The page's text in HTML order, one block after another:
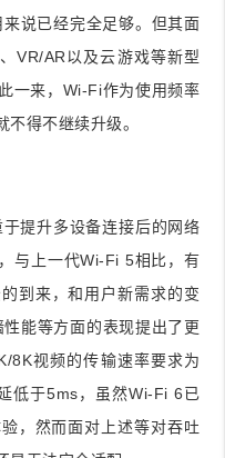
说已经完全足够。但其面
VR/AR以及云游戏等新型
一来，Wi-Fi作为使用频率
得不继续升级。
提升多设备连接后的网络
与上一代Wi-Fi 5相比，有
到来，和用户新需求的变
能等方面的表现提出了更
8K视频的传输速率要求为
低于5ms，虽然Wi-Fi 6已
，然而面对上述等对吞吐